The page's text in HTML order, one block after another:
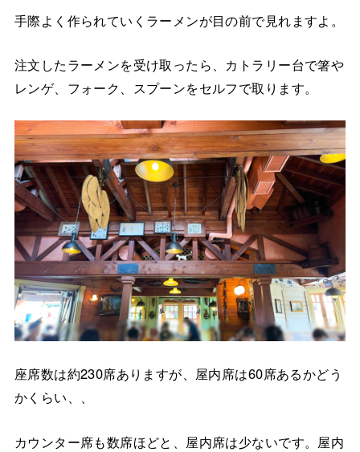
手際よく作られていくラーメンが目の前で見れますよ。
注文したラーメンを受け取ったら、カトラリー台で箸や
レンゲ、フォーク、スプーンをセルフで取ります。
座席数は約230席ありますが、屋内席は60席あるかどう
かくらい、、
カウンター席も数席ほどと、屋内席は少ないです。屋内